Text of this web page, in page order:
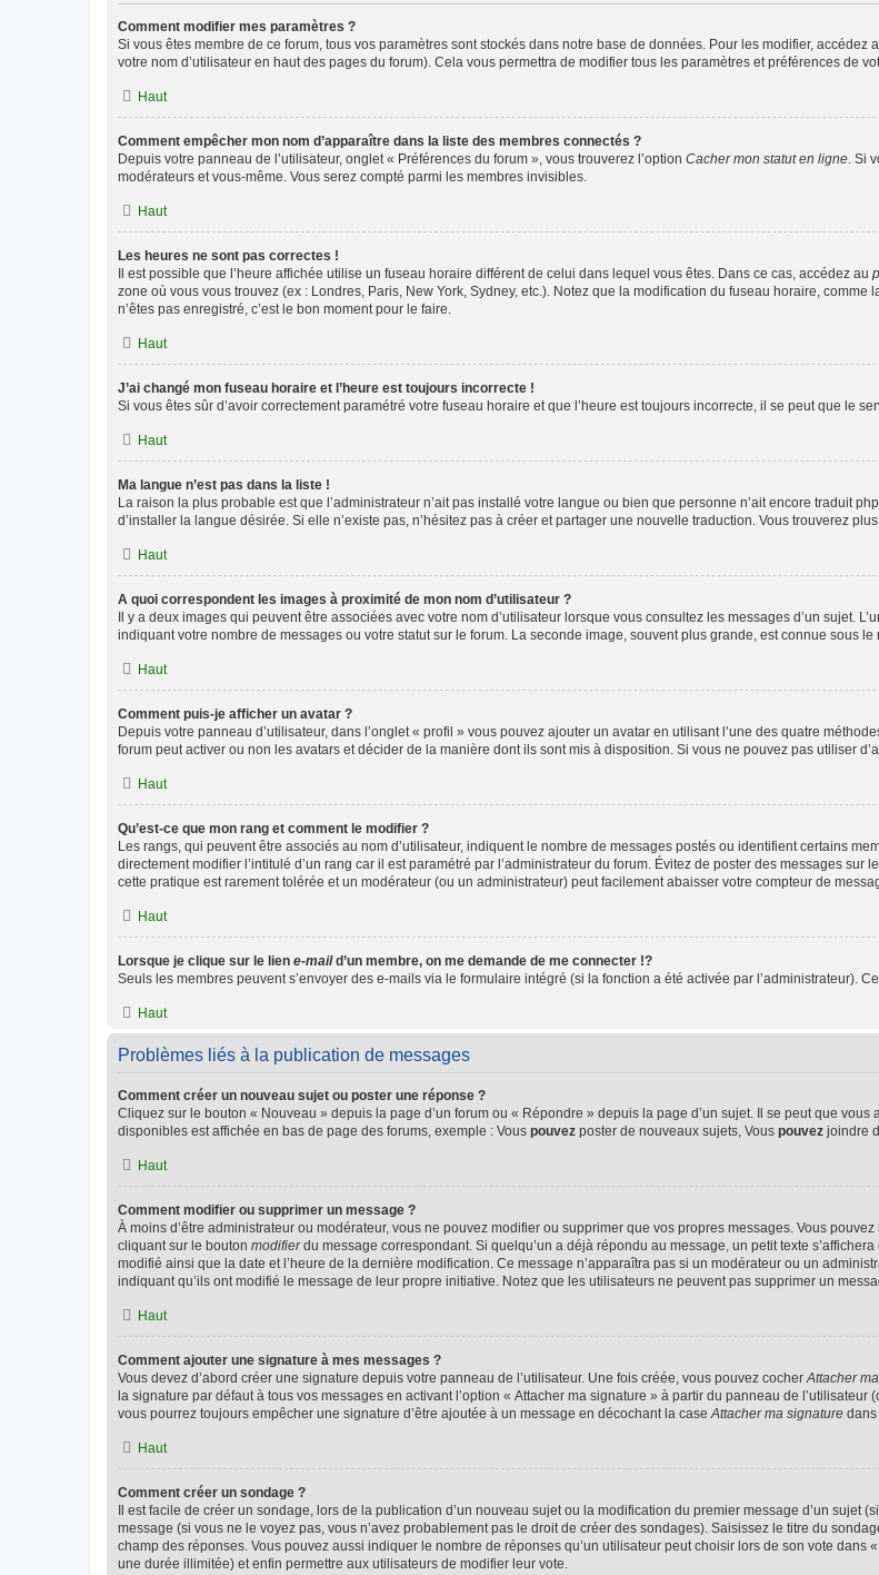
Comment modifier mes paramètres ?
Si vous êtes membre de ce forum, tous vos paramètres sont stockés dans notre base de données. Pour les modifier, accédez
votre nom d’utilisateur en haut des pages du forum). Cela vous permettra de modifier tous les paramètres et préférences de
Haut
Comment empêcher mon nom d’apparaître dans la liste des membres connectés ?
Depuis votre panneau de l’utilisateur, onglet « Préférences du forum », vous trouverez l’option Cacher mon statut en ligne. Si
modérateurs et vous-même. Vous serez compté parmi les membres invisibles.
Haut
Les heures ne sont pas correctes !
Il est possible que l’heure affichée utilise un fuseau horaire différent de celui dans lequel vous êtes. Dans ce cas, accédez au
zone où vous vous trouvez (ex : Londres, Paris, New York, Sydney, etc.). Notez que la modification du fuseau horaire,
n’êtes pas enregistré, c’est le bon moment pour le faire.
Haut
J’ai changé mon fuseau horaire et l’heure est toujours incorrecte !
Si vous êtes sûr d’avoir correctement paramétré votre fuseau horaire et que l’heure est toujours incorrecte, il se peut que le
Haut
Ma langue n’est pas dans la liste !
La raison la plus probable est que l’administrateur n’ait pas installé votre langue ou bien que personne n’ait encore traduit
d’installer la langue désirée. Si elle n’existe pas, n’hésitez pas à créer et partager une nouvelle traduction. Vous trouverez
Haut
A quoi correspondent les images à proximité de mon nom d’utilisateur ?
Il y a deux images qui peuvent être associées avec votre nom d’utilisateur lorsque vous consultez les messages d’un sujet.
indiquant votre nombre de messages ou votre statut sur le forum. La seconde image, souvent plus grande, est connue sous
Haut
Comment puis-je afficher un avatar ?
Depuis votre panneau d’utilisateur, dans l’onglet « profil » vous pouvez ajouter un avatar en utilisant l’une des quatre
forum peut activer ou non les avatars et décider de la manière dont ils sont mis à disposition. Si vous ne pouvez pas utiliser
Haut
Qu’est-ce que mon rang et comment le modifier ?
Les rangs, qui peuvent être associés au nom d’utilisateur, indiquent le nombre de messages postés ou identifient certains
directement modifier l’intitulé d’un rang car il est paramétré par l’administrateur du forum. Évitez de poster des messages
cette pratique est rarement tolérée et un modérateur (ou un administrateur) peut facilement abaisser votre compteur de
Haut
Lorsque je clique sur le lien e-maild’un membre, on me demande de me connecter !?
Seuls les membres peuvent s’envoyer des e-mails via le formulaire intégré (si la fonction a été activée par l’administrateur).
Haut
Problèmes liés à la publication de messages
Comment créer un nouveau sujet ou poster une réponse ?
Cliquez sur le bouton « Nouveau » depuis la page d’un forum ou « Répondre » depuis la page d’un sujet. Il se peut que
disponibles est affichée en bas de page des forums, exemple : Vous pouvez poster de nouveaux sujets, Vous pouvez joindre
Haut
Comment modifier ou supprimer un message ?
À moins d’être administrateur ou modérateur, vous ne pouvez modifier ou supprimer que vos propres messages. Vous
cliquant sur le bouton modifierdu message correspondant. Si quelqu’un a déjà répondu au message, un petit texte
modifié ainsi que la date et l’heure de la dernière modification. Ce message n’apparaîtra pas si un modérateur ou un
indiquant qu’ils ont modifié le message de leur propre initiative. Notez que les utilisateurs ne peuvent pas supprimer un
Haut
Comment ajouter une signature à mes messages ?
Vous devez d’abord créer une signature depuis votre panneau de l’utilisateur. Une fois créée, vous pouvez cocherAttacher
la signature par défaut à tous vos messages en activant l’option « Attacher ma signature » à partir du panneau de l’utilisateur
vous pourrez toujours empêcher une signature d’être ajoutée à un message en décochant la caseAttacher ma signature
Haut
Comment créer un sondage ?
Il est facile de créer un sondage, lors de la publication d’un nouveau sujet ou la modification du premier message d’un sujet
message (si vous ne le voyez pas, vous n’avez probablement pas le droit de créer des sondages). Saisissez le titre du
champ des réponses. Vous pouvez aussi indiquer le nombre de réponses qu’un utilisateur peut choisir lors de son vote
une durée illimitée) et enfin permettre aux utilisateurs de modifier leur vote.